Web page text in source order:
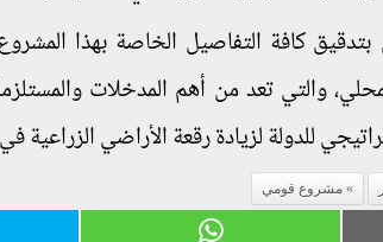
بتدقيق كافة التفاصيل الخاصة بهذا
والتي تعد من أهم المدخلات
للدولة لزيادة رقعة الأراضي الزراعية
مشروع قومي